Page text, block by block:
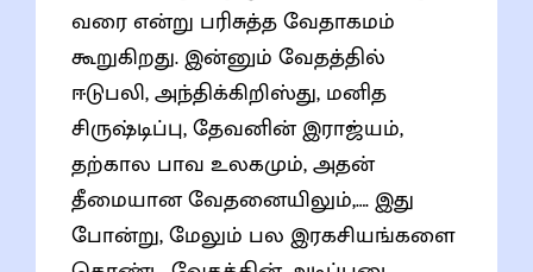
வரை என்று பரிசுத்த வேதாகமம்
கூறுகிறது. இன்னும் வேதத்தில்
ஈடுபலி, அந்திக்கிறிஸ்து, மனித
சிருஷ்டிப்பு, தேவனின் இராஜ்யம்,
தற்கால பாவ உலகமும், அதன்
தீமையான வேதனையிலும்,…. இது
போன்று, மேலும் பல இரகசியங்களை